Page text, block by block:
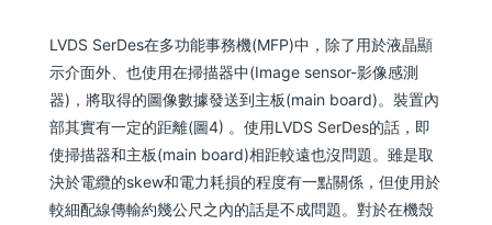
LVDS SerDes在多功能事務機(MFP)中，除了用於液晶顯
示介面外、也使用在掃描器中(Image sensor-影像感測
器)，將取得的圖像數據發送到主板(main board)。裝置內
部其實有一定的距離(圖4) 。使用LVDS SerDes的話，即
使掃描器和主板(main board)相距較遠也沒問題。雖是取
決於電纜的skew和電力耗損的程度有一點關係，但使用於
較細配線傳輸約幾公尺之內的話是不成問題。對於在機殼